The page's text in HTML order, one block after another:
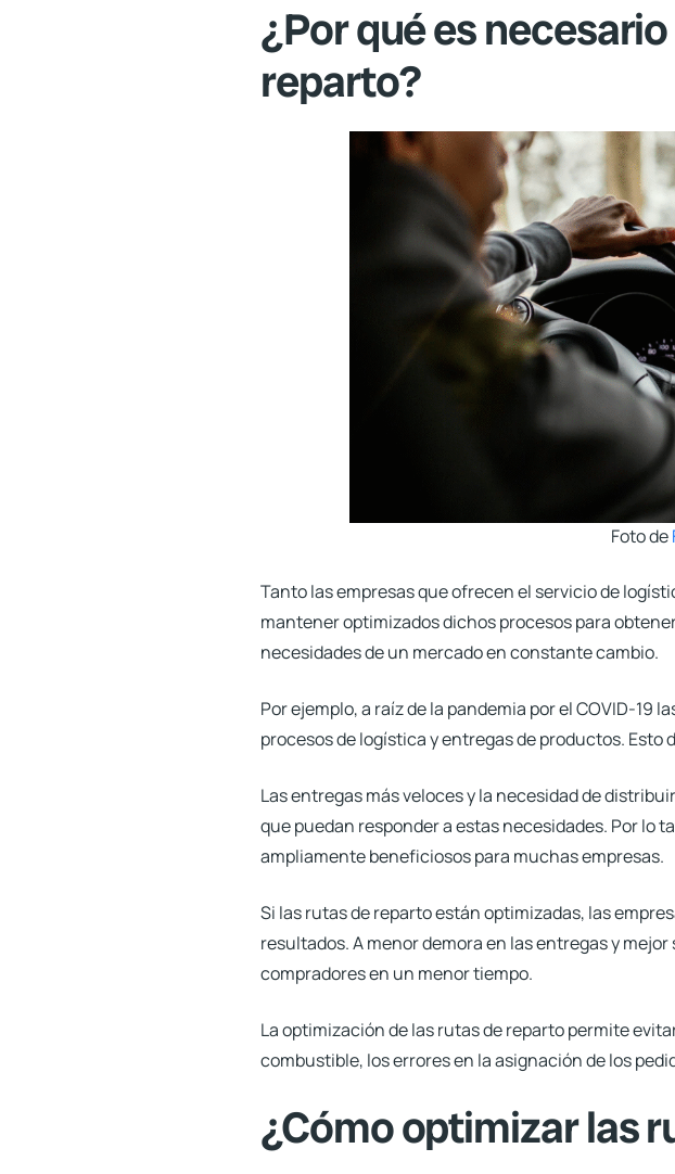
¿Por qué es
reparto?
Foto de
Tanto las empresas que ofrecen el servicio de
mantener optimizados dichos procesos para
necesidades de un mercado en constante cambio.
Por ejemplo, a raíz de la pandemia por el COVID-19
procesos de logística y entregas de productos.
Las entregas más veloces y la necesidad de
que puedan responder a estas necesidades. Por lo
ampliamente beneficiosos para muchas empresas.
Si las rutas de reparto están optimizadas, las
resultados. A menor demora en las entregas y
compradores en un menor tiempo.
La optimización de las rutas de reparto permite
combustible, los errores en la asignación de los
¿Cómo optimizar las